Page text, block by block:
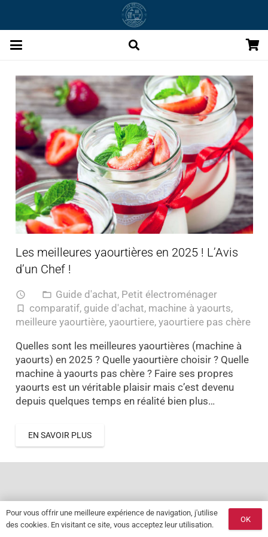
Les meilleures yaourtières en 2025 ! L’Avis
d’un Chef !
access_time folder_open Guide d'achat, Petit électroménager
turned_in_not comparatif, guide d'achat, machine à yaourts,
meilleure yaourtière, yaourtiere, yaourtiere pas chère
Quelles sont les meilleures yaourtières (machine à
yaourts) en 2025 ? Quelle yaourtière choisir ? Quelle
machine à yaourts pas chère ? Faire ses propres
yaourts est un véritable plaisir mais c’est devenu
depuis quelques temps en réalité bien plus…
EN SAVOIR PLUS
Pour vous offrir une meilleure expérience de navigation, j'utilise
des cookies. En visitant ce site, vous acceptez leur utilisation.
OK